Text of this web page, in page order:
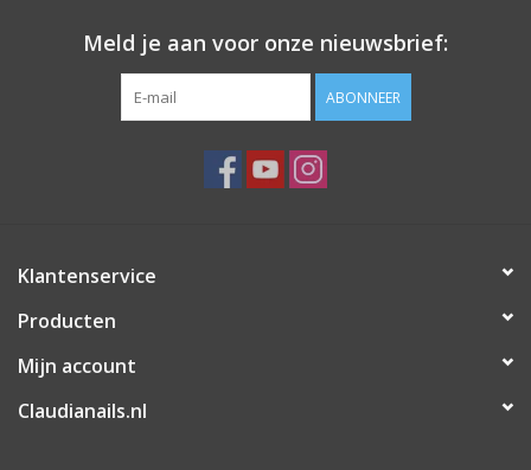
Meld je aan voor onze nieuwsbrief:
ABONNEER
Klantenservice
Producten
Mijn account
Claudianails.nl